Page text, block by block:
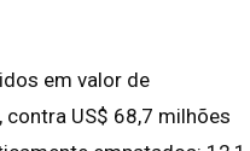
em valor de
US$ 68,7 milhões